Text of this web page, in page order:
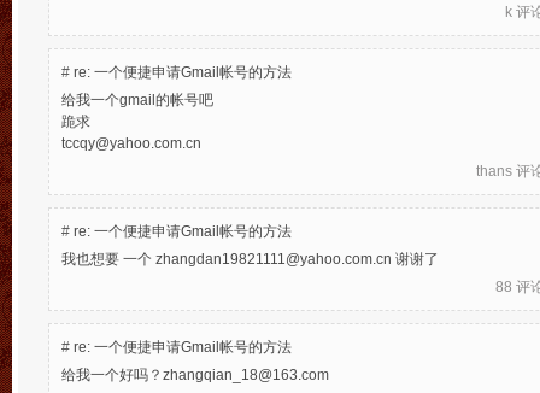
k 评
# re: 一个便捷申请Gmail帐号的方法
给我一个gmail的帐号吧
跪求
tccqy@yahoo.com.cn
thans 评
# re: 一个便捷申请Gmail帐号的方法
我也想要 一个 zhangdan19821111@yahoo.com.cn 谢谢了
88 评
# re: 一个便捷申请Gmail帐号的方法
给我一个好吗？zhangqian_18@163.com